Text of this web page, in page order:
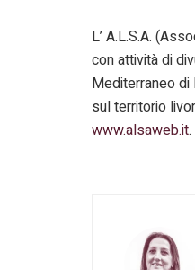
L’ A.L.S.A.
con attività di
Mediterraneo
sul territorio
www.alsaweb.it.